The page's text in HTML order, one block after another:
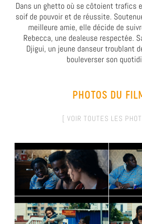
Dans un ghetto où se côtoient trafics
soif de pouvoir et de réussite.
meilleure amie, elle décide de
Rebecca, une dealeuse respectée.
Djigui, un jeune danseur troublant
bouleverser son
PHOTOS DU
[ VOIR TOUTES LES